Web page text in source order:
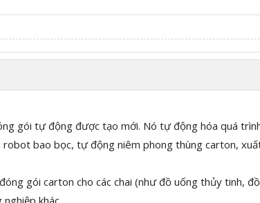
gói tự động được tạo mới. Nó tự động hóa quá
bao bọc, tự động niêm phong thùng carton,
gói carton cho các chai (như đồ uống thủy tinh,
khác.